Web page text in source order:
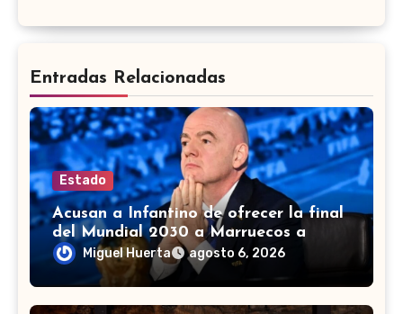
Entradas Relacionadas
Estado
Acusan a Infantino de ofrecer la final
del Mundial 2030 a Marruecos a
cambio de apoyo
Miguel Huerta agosto 6, 2026